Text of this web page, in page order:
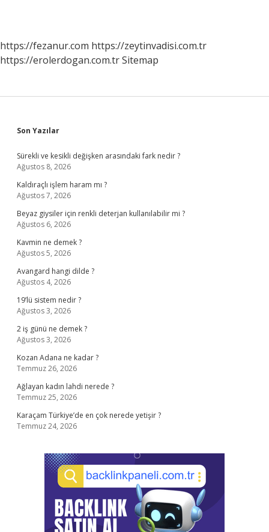
https://fezanur.com https://zeytinvadisi.com.tr
https://erolerdogan.com.trSitemap
Sidebar
Son Yazılar
Sürekli ve kesikli değişken arasındaki fark nedir ?
Ağustos 8, 2026
Kaldıraçlı işlem haram mı ?
Ağustos 7, 2026
Beyaz giysiler için renkli deterjan kullanılabilir mi ?
Ağustos 6, 2026
Kavmin ne demek ?
Ağustos 5, 2026
Avangard hangi dilde ?
Ağustos 4, 2026
19’lü sistem nedir ?
Ağustos 3, 2026
2 iş günü ne demek ?
Ağustos 3, 2026
Kozan Adana ne kadar ?
Temmuz 26, 2026
Ağlayan kadın lahdi nerede ?
Temmuz 25, 2026
Karaçam Türkiye’de en çok nerede yetişir ?
Temmuz 24, 2026